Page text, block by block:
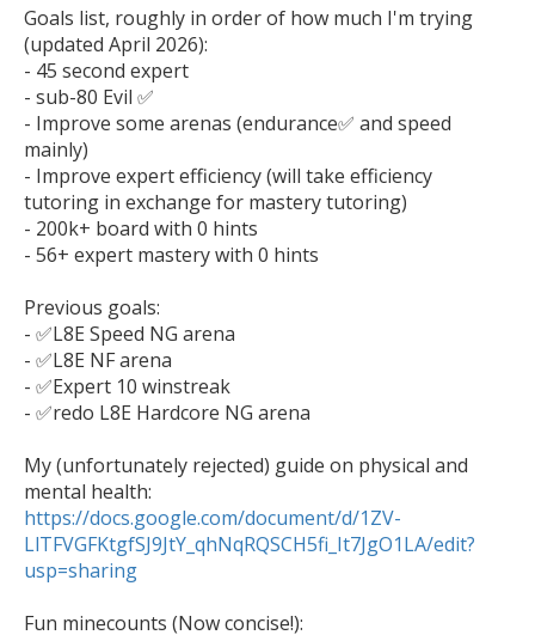
Goals list, roughly in order of how much I'm trying
(updated April 2026):
- 45 second expert
- sub-80 Evil ✅
- Improve some arenas (endurance✅ and speed
mainly)
- Improve expert efficiency (will take efficiency
tutoring in exchange for mastery tutoring)
- 200k+ board with 0 hints
- 56+ expert mastery with 0 hints
Previous goals:
- ✅L8E Speed NG arena
- ✅L8E NF arena
- ✅Expert 10 winstreak
- ✅redo L8E Hardcore NG arena
My (unfortunately rejected) guide on physical and
https://docs.google.com/document/d/1ZV-
LlTFVGFKtgfSJ9JtY_qhNqRQSCH5fi_It7JgO1LA/edit?
usp=sharing